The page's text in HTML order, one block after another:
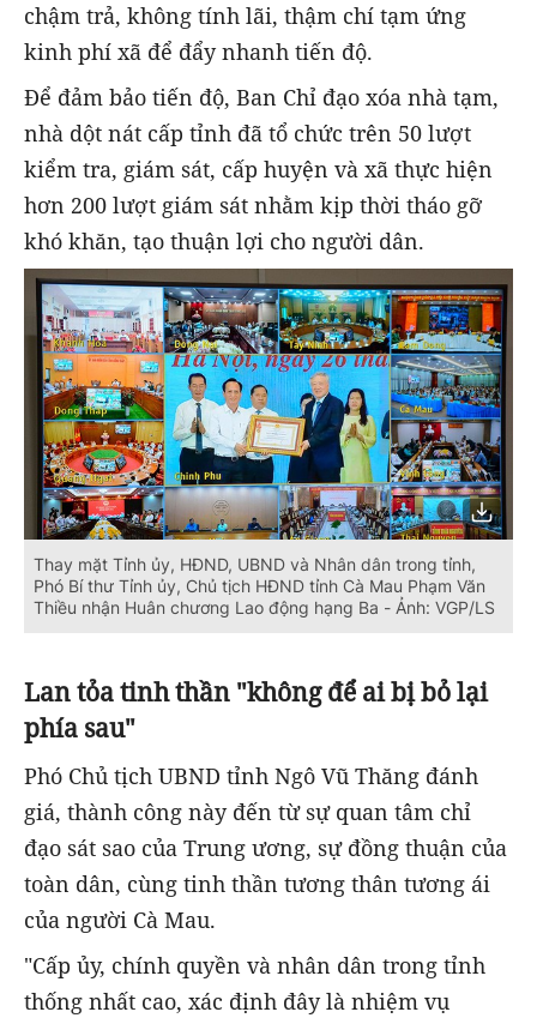
chậm trả, không tính lãi, thậm chí tạm ứng
kinh phí xã để đẩy nhanh tiến độ.
Để đảm bảo tiến độ, Ban Chỉ đạo xóa nhà tạm,
nhà dột nát cấp tỉnh đã tổ chức trên 50 lượt
kiểm tra, giám sát, cấp huyện và xã thực hiện
hơn 200 lượt giám sát nhằm kịp thời tháo gỡ
khó khăn, tạo thuận lợi cho người dân.
Thay mặt Tỉnh ủy, HĐND, UBND và Nhân dân trong tỉnh,
Phó Bí thư Tỉnh ủy, Chủ tịch HĐND tỉnh Cà Mau Phạm Văn
Thiều nhận Huân chương Lao động hạng Ba - Ảnh: VGP/LS
Lan tỏa tinh thần "không để ai bị bỏ lại
phía sau"
Phó Chủ tịch UBND tỉnh Ngô Vũ Thăng đánh
giá, thành công này đến từ sự quan tâm chỉ
đạo sát sao của Trung ương, sự đồng thuận của
toàn dân, cùng tinh thần tương thân tương ái
của người Cà Mau.
"Cấp ủy, chính quyền và nhân dân trong tỉnh
thống nhất cao, xác định đây là nhiệm vụ